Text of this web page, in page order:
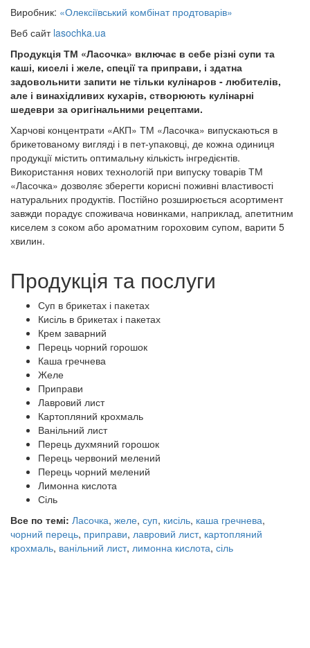
Виробник: «Олексіївський комбінат продтоварів»
Веб сайт lasochka.ua
Продукція ТМ «Ласочка» включає в себе різні супи та
каші, киселі і желе, спеції та приправи, і здатна
задовольнити запити не тільки кулінаров - любителів,
але і винахідливих кухарів, створюють кулінарні
шедеври за оригінальними рецептами.
Харчові концентрати «АКП» ТМ «Ласочка» випускаються в
брикетованому вигляді і в пет-упаковці, де кожна одиниця
продукції містить оптимальну кількість інгредієнтів.
Використання нових технологій при випуску товарів ТМ
«Ласочка» дозволяє зберегти корисні поживні властивості
натуральних продуктів. Постійно розширюється асортимент
завжди порадує споживача новинками, наприклад, апетитним
киселем з соком або ароматним гороховим супом, варити 5
хвилин.
Продукція та послуги
Суп в брикетах і пакетах
Кисіль в брикетах і пакетах
Крем заварний
Перець чорний горошок
Каша гречнева
Желе
Приправи
Лавровий лист
Картопляний крохмаль
Ванільний лист
Перець духмяний горошок
Перець червоний мелений
Перець чорний мелений
Лимонна кислота
Сіль
Все по темі: Ласочка, желе, суп, кисіль, каша гречнева,
чорний перець, приправи, лавровий лист, картопляний
крохмаль, ванільний лист, лимонна кислота, сіль